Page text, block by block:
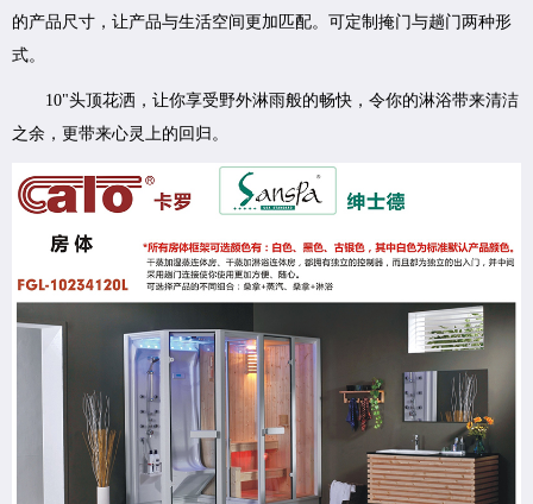
的产品尺寸，让产品与生活空间更加匹配。可定制掩门与趟门两种形
式。
10"头顶花洒，让你享受野外淋雨般的畅快，令你的淋浴带来清洁
之余，更带来心灵上的回归。